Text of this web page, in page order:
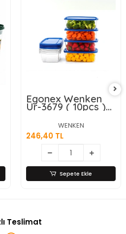
Egonex Wenken
Ur-3679 ( 10pcs )
Sızdırmaz Saklama
Kap ( 2lt )*16=k
WENKEN
246,40 TL
Sepete Ekle
Teslimat